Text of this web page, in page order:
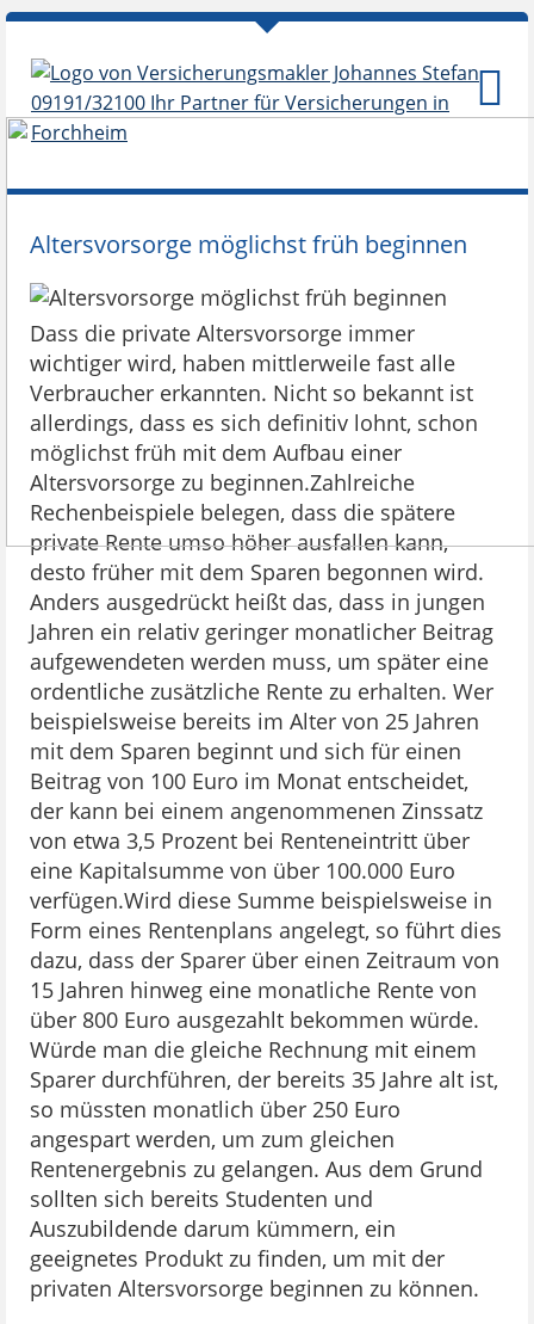
Altersvorsorge möglichst früh beginnen
Dass die private Altersvorsorge immer
wichtiger wird, haben mittlerweile fast alle
Verbraucher erkannten. Nicht so bekannt ist
allerdings, dass es sich definitiv lohnt, schon
möglichst früh mit dem Aufbau einer
Altersvorsorge zu beginnen.Zahlreiche
Rechenbeispiele belegen, dass die spätere
private Rente umso höher ausfallen kann,
desto früher mit dem Sparen begonnen wird.
Anders ausgedrückt heißt das, dass in jungen
Jahren ein relativ geringer monatlicher Beitrag
aufgewendeten werden muss, um später eine
ordentliche zusätzliche Rente zu erhalten. Wer
beispielsweise bereits im Alter von 25 Jahren
mit dem Sparen beginnt und sich für einen
Beitrag von 100 Euro im Monat entscheidet,
der kann bei einem angenommenen Zinssatz
von etwa 3,5 Prozent bei Renteneintritt über
eine Kapitalsumme von über 100.000 Euro
verfügen.Wird diese Summe beispielsweise in
Form eines Rentenplans angelegt, so führt dies
dazu, dass der Sparer über einen Zeitraum von
15 Jahren hinweg eine monatliche Rente von
über 800 Euro ausgezahlt bekommen würde.
Würde man die gleiche Rechnung mit einem
Sparer durchführen, der bereits 35 Jahre alt ist,
so müssten monatlich über 250 Euro
angespart werden, um zum gleichen
Rentenergebnis zu gelangen. Aus dem Grund
sollten sich bereits Studenten und
Auszubildende darum kümmern, ein
geeignetes Produkt zu finden, um mit der
privaten Altersvorsorge beginnen zu können.